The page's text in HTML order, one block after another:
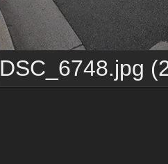
DSC_6748.jpg